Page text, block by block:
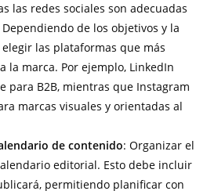
las redes sociales son adecuadas
de los objetivos y la
las plataformas que más
la marca. Por ejemplo, LinkedIn
para B2B, mientras que Instagram
marcas visuales y orientadas al
de contenido: Organizar el
editorial. Esto debe incluir
permitiendo planificar con